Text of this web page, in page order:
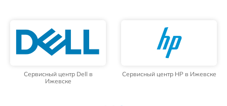
Сервисный центр Dell в
Ижевске
Сервисный центр HP в Ижевске